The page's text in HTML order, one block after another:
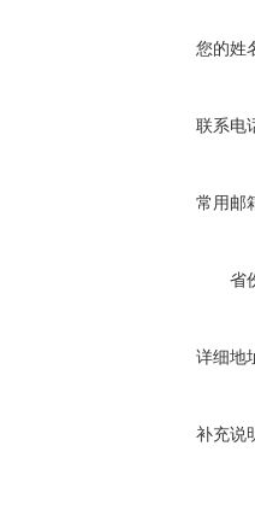
您的姓
联系电
常用邮
省
详细地
补充说